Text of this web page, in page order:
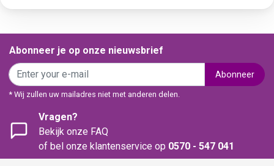
Abonneer je op onze nieuwsbrief
Abonneer
* Wij zullen uw mailadres niet met anderen delen.
Vragen?
Bekijk onze FAQ
of bel onze klantenservice op 0570 - 547 041